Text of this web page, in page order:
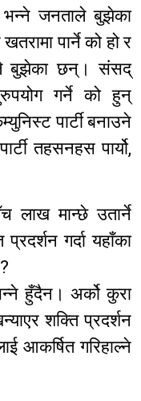
भन्ने जनताले बुझेका
पार्ने को हो र
बुझेका छन्। संसद्
गर्ने को हुन्
पार्टी बनाउने
तहसनहस पार्यो,
लाख मान्छे उतार्ने
गर्दा यहाँका
हुँदैन। अर्को कुरा
शक्ति प्रदर्शन
आकर्षित गरिहाल्ने